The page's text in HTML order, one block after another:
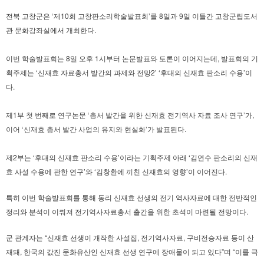
전북 고창군은 ‘제10회 고창판소리학술발표회’를 8일과 9일 이틀간 고창군립도서
관 문화강좌실에서 개최한다.
이번 학술발표회는 8일 오후 1시부터 논문발표와 토론이 이어지는데, 발표회의 기
획주제는 ‘신재효 자료총서 발간의 과제와 전망2’ ‘후대의 신재효 판소리 수용’이
다.
제1부 첫 번째로 연구논문 ‘총서 발간을 위한 신재효 전기역사 자료 조사 연구’가,
이어 ‘신재효 총서 발간 사업의 유지와 현실화’가 발표된다.
제2부는 ‘후대의 신재효 판소리 수용’이라는 기획주제 아래 ‘김연수 판소리의 신재
효 사설 수용에 관한 연구’와 ‘김창환에 끼친 신재효의 영향’이 이어진다.
특히 이번 학술발표회를 통해 동리 신재효 선생의 전기 역사자료에 대한 전반적인
정리와 분석이 이뤄져 전기역사자료총서 출간을 위한 초석이 마련될 전망이다.
군 관계자는 “신재효 선생이 개작한 사설집, 전기역사자료, 구비전승자료 등이 산
재돼, 한국의 값진 문화유산인 신재효 선생 연구에 장애물이 되고 있다”며 “이를 극